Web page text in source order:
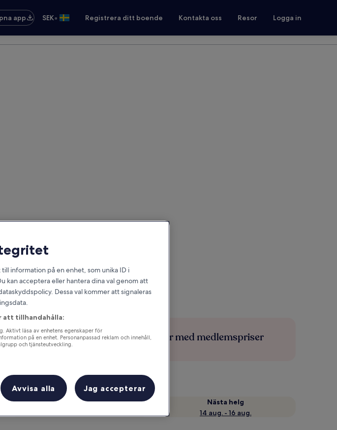
app
SEK• Registrera ditt boende Kontakta oss Resor Logga in
för varje natt du bor Spara mer med medlemspriser
Till helgen
Nästa helg
14 aug. - 16 aug.
information på en enhet, som unika ID i
kan acceptera eller hantera dina val genom att
Dessa val kommer att signaleras
att tillhandahålla:
Aktivt läsa av enhetens egenskaper för
på en enhet. Personanpassad reklam och innehåll,
och tjänsteutveckling.
Avvisa alla Jag accepterar